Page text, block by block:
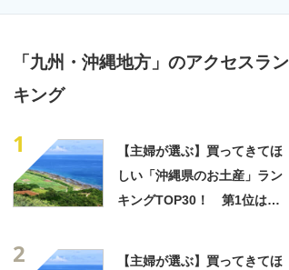
「九州・沖縄地方」のアクセスラン
キング
1
【主婦が選ぶ】買ってきてほ
しい「沖縄県のお土産」ラン
キングTOP30！ 第1位は
2
【主婦が選ぶ】買ってきてほ